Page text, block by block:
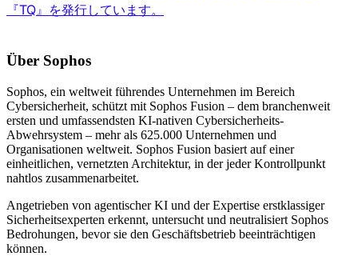
『TQ』を発行しています。
Über Sophos
Sophos, ein weltweit führendes Unternehmen im Bereich
Cybersicherheit, schützt mit Sophos Fusion – dem branchenweit
ersten und umfassendsten KI-nativen Cybersicherheits-
Abwehrsystem – mehr als 625.000 Unternehmen und
Organisationen weltweit. Sophos Fusion basiert auf einer
einheitlichen, vernetzten Architektur, in der jeder Kontrollpunkt
nahtlos zusammenarbeitet.
Angetrieben von agentischer KI und der Expertise erstklassiger
Sicherheitsexperten erkennt, untersucht und neutralisiert Sophos
Bedrohungen, bevor sie den Geschäftsbetrieb beeinträchtigen
können.